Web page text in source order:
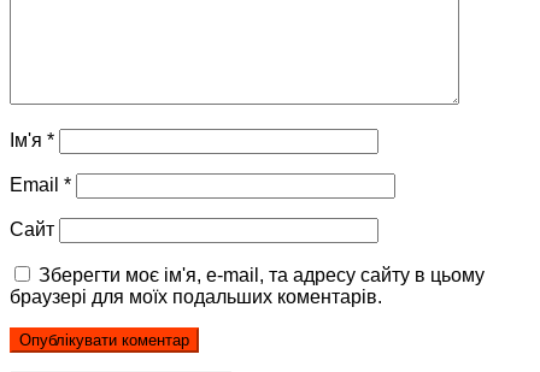
Ім'я *
Email *
Сайт
Зберегти моє ім'я, e-mail, та адресу сайту в цьому
браузері для моїх подальших коментарів.